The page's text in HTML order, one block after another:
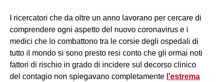
I ricercatori che da oltre un anno lavorano per cercare di
comprendere ogni aspetto del nuovo coronavirus e i
medici che lo combattono tra le corsie degli ospedali di
tutto il mondo si sono presto resi conto che gli ormai noti
fattori di rischio in grado di incidere sul decorso clinico
del contagio non spiegavano completamente l’estrema